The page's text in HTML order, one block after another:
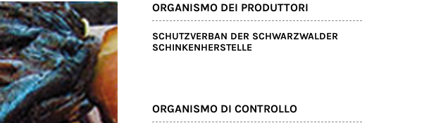
ORGANISMO DEI PRODUTTORI
SCHUTZVERBAN DER SCHWARZWALDER
SCHINKENHERSTELLE
ORGANISMO DI CONTROLLO